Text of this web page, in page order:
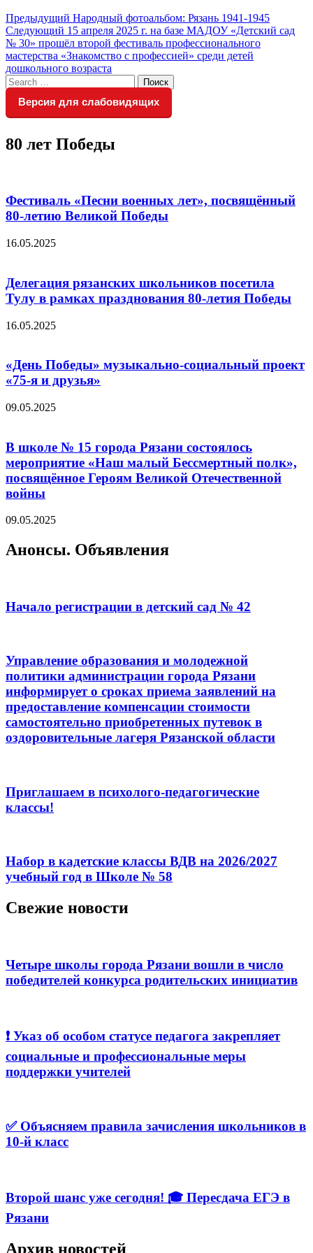
Навигация
по
записям
Предыдущий Предыдущий
пост:
Народный фотоальбом: Рязань 1941-1945
Следующий Следующий
пост:
15 апреля 2025 г. на базе МАДОУ «Детский сад
№ 30» прошёл второй фестиваль профессионального
мастерства «Знакомство с профессией» среди детей
дошкольного возраста
Search
for:
Поиск
Версия для слабовидящих
80 лет Победы
Фестиваль «Песни военных лет», посвящённый
80-летию Великой Победы
16.05.2025
Делегация рязанских школьников посетила
Тулу в рамках празднования 80-летия Победы
16.05.2025
«День Победы» музыкально-социальный проект
«75-я и друзья»
09.05.2025
В школе № 15 города Рязани состоялось
мероприятие «Наш малый Бессмертный полк»,
посвящённое Героям Великой Отечественной
войны
09.05.2025
Анонсы. Объявления
Начало регистрации в детский сад № 42
Управление образования и молодежной
политики администрации города Рязани
информирует о сроках приема заявлений на
предоставление компенсации стоимости
самостоятельно приобретенных путевок в
оздоровительные лагеря Рязанской области
Приглашаем в психолого-педагогические
классы!
Набор в кадетские классы ВДВ на 2026/2027
учебный год в Школе № 58
Свежие новости
Четыре школы города Рязани вошли в число
победителей конкурса родительских инициатив
❗️ Указ об особом статусе педагога закрепляет
социальные и профессиональные меры
поддержки учителей
✅ Объясняем правила зачисления школьников в
10-й класс
Второй шанс уже сегодня! 🎓 Пересдача ЕГЭ в
Рязани
Архив новостей